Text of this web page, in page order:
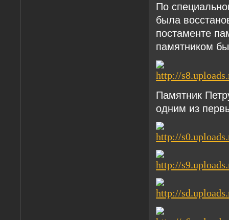
По
была
постаменте
памятником
Памятник
одним из